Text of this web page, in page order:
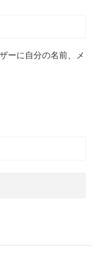
ーに自分の名前、メ